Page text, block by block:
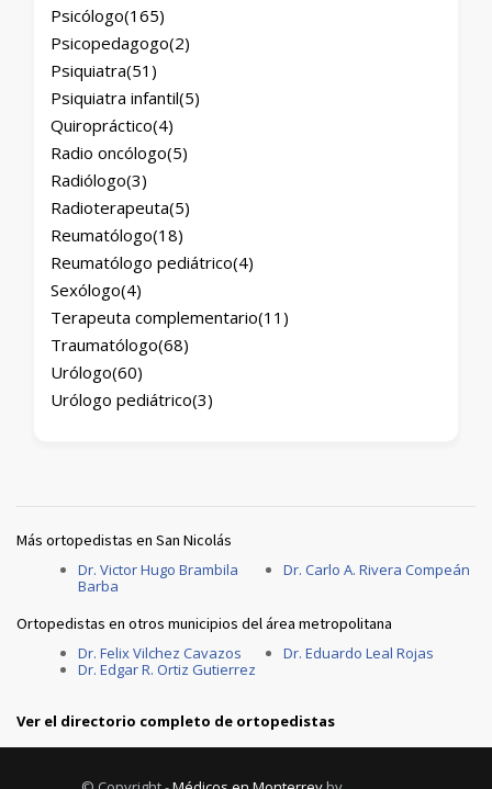
Psicólogo(165)
Psicopedagogo(2)
Psiquiatra(51)
Psiquiatra infantil(5)
Quiropráctico(4)
Radio oncólogo(5)
Radiólogo(3)
Radioterapeuta(5)
Reumatólogo(18)
Reumatólogo pediátrico(4)
Sexólogo(4)
Terapeuta complementario(11)
Traumatólogo(68)
Urólogo(60)
Urólogo pediátrico(3)
Más ortopedistas en San Nicolás
Dr. Victor Hugo Brambila
Barba
Dr. Carlo A. Rivera Compeán
Ortopedistas en otros municipios del área metropolitana
Dr. Felix Vilchez Cavazos
Dr. Edgar R. Ortiz Gutierrez
Dr. Eduardo Leal Rojas
Ver el directorio completo de ortopedistas